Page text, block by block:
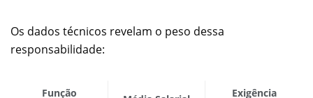
Os dados técnicos revelam o peso dessa
responsabilidade:
Função
Exigência